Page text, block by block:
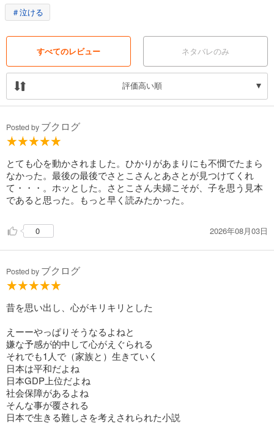
＃泣ける
すべてのレビュー ネタバレのみ
評価高い順
Posted by ブクログ
とても心を動かされました。ひかりがあまりにも不憫でたまら
なかった。最後の最後でさとこさんとあさとが見つけてくれ
て・・・。ホッとした。さとこさん夫婦こそが、子を思う見本
であると思った。もっと早く読みたかった。
0 2026年08月03日
Posted by ブクログ
昔を思い出し、心がキリキリとした
えーーやっぱりそうなるよねと
嫌な予感が的中して心がえぐられる
それでも1人で（家族と）生きていく
日本は平和だよね
日本GDP上位だよね
社会保障があるよね
そんな事が覆される
日本で生きる難しさを考えされられた小説